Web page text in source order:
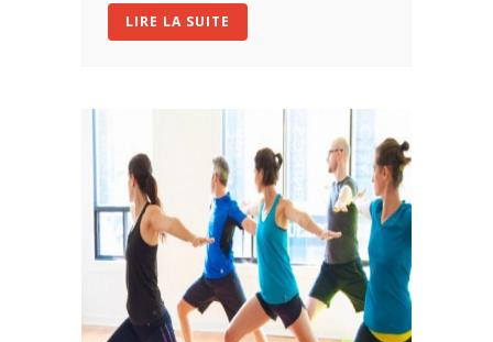
LIRE LA SUITE